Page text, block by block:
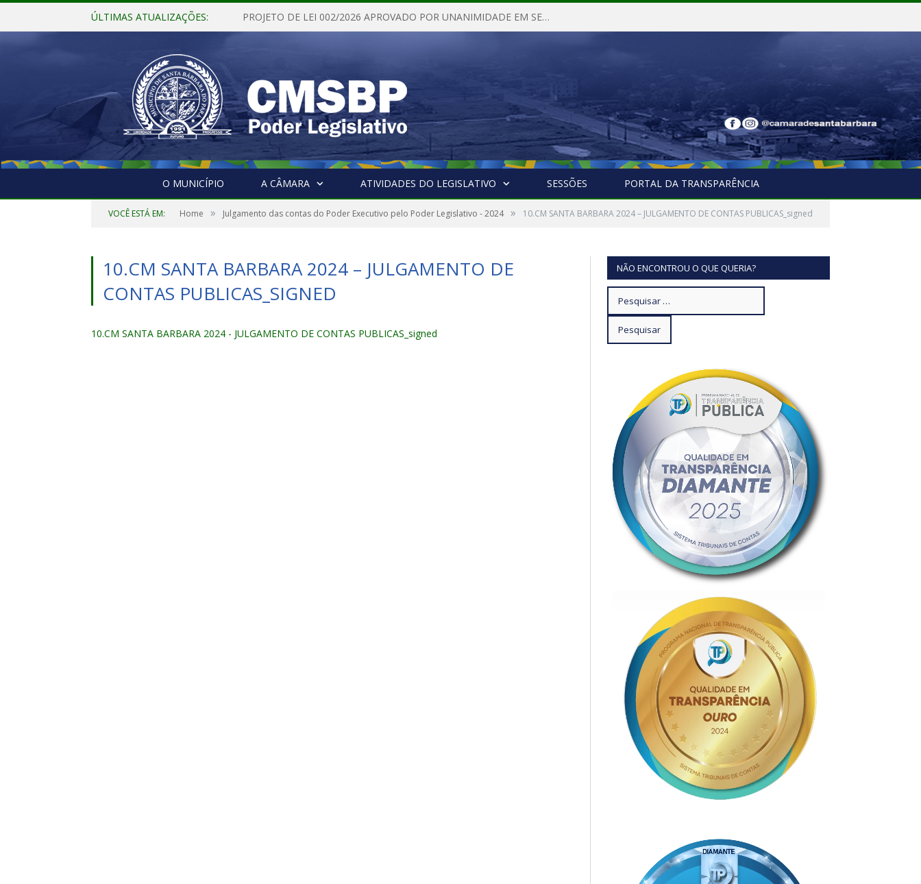
ÚLTIMAS ATUALIZAÇÕES: PROJETO DE LEI 002/2026 APROVADO POR UNANIMIDADE EM SESSÃO ORDINÁRIA NESTA QUINTA – FEIRA 28 DE MAIO DE 2026
O MUNICÍPIO A CÂMARA ATIVIDADES DO LEGISLATIVO SESSÕES PORTAL DA TRANSPARÊNCIA
VOCÊ ESTÁ EM: Home » Julgamento das contas do Poder Executivo pelo Poder Legislativo - 2024 » 10.CM SANTA BARBARA 2024 – JULGAMENTO DE CONTAS PUBLICAS_signed
10.CM SANTA BARBARA 2024 – JULGAMENTO DE
CONTAS PUBLICAS_SIGNED
10.CM SANTA BARBARA 2024 - JULGAMENTO DE CONTAS PUBLICAS_signed
NÃO ENCONTROU O QUE QUERIA?